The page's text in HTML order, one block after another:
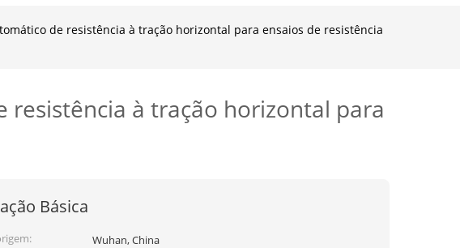
de resistência à tração horizontal para ensaios de resistência
resistência à tração horizontal para
Básica
Wuhan, China